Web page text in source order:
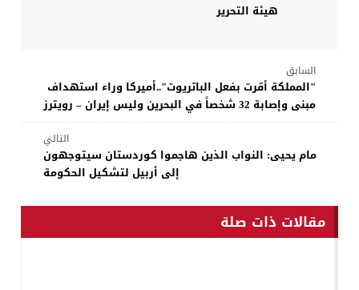
هيئة التحرير
السابق
"المملكة أقرت بفعل الباتريوت"..أميركا وراء استهداف
مبنى وإصابة 32 شخصاً في البحرين وليس إيران – رويترز
التالي
مام يحيى: النواب الذين هاجموا كوردستان سيتوجهون
إلى أربيل لتشكيل الحكومة
مقالات ذات صلة